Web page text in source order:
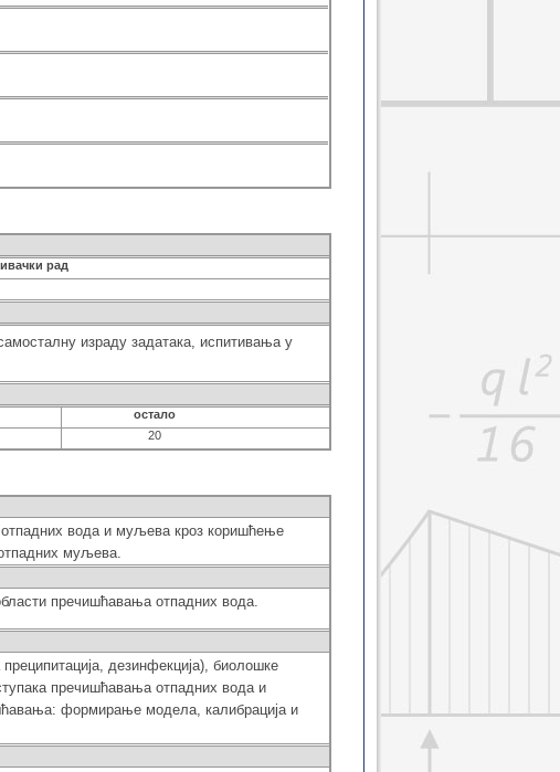
Одабрана поглавља аеродромског...
Одабрана поглавља пројектовања...
Оцена утицаја на животну среди...
Пројектовање путева осетљиво н...
Теорија композитних носача
Термика грађевинских објеката
Технологије пречишћавања воде ...
Технологије пречишћавања отпад...
Транспортни процеси у хидротех...
Управљање подацима у хидротехн...
Утицај ветра на конструкције
Хидротехничке конструкције - н...
рад
израду задатака, испитивања у
остало
20
отпадних вода и муљева кроз коришћење
муљева.
пречишћавања отпадних вода.
дезинфекција), биолошке
пречишћавања отпадних вода и
формирање модела, калибрација и